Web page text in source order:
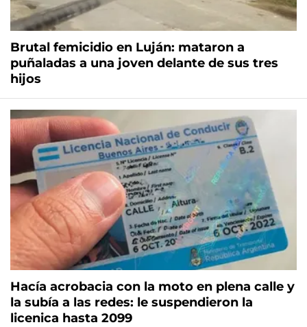
Brutal femicidio en Luján: mataron a
puñaladas a una joven delante de sus tres
hijos
Hacía acrobacia con la moto en plena calle y
la subía a las redes: le suspendieron la
licenica hasta 2099